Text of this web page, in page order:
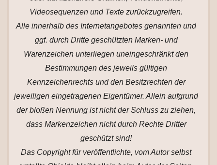
Videosequenzen und Texte zurückzugreifen.
Alle innerhalb des Internetangebotes genannten und
ggf. durch Dritte geschützten Marken- und
Warenzeichen unterliegen uneingeschränkt den
Bestimmungen des jeweils gültigen
Kennzeichenrechts und den Besitzrechten der
jeweiligen eingetragenen Eigentümer. Allein aufgrund
der bloßen Nennung ist nicht der Schluss zu ziehen,
dass Markenzeichen nicht durch Rechte Dritter
geschützt sind!
Das Copyright für veröffentlichte, vom Autor selbst